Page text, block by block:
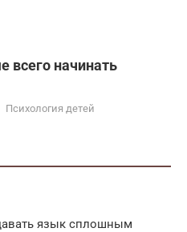
всего начинать
Психология детей
язык сплошным